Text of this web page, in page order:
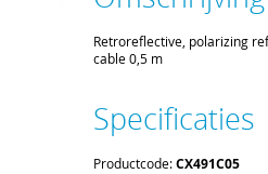
Retroreflective, polarizing
cable 0,5 m
Specificaties
Productcode:CX491C05